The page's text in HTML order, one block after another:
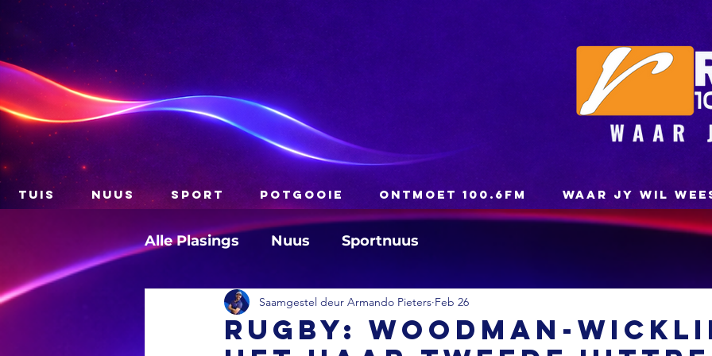
TUIS NUUS SPORT POTGOOIE ONTMOET 100.6FM WAAR JY WIL
Alle Plasings Nuus Sportnuus
RUGBY: Woodman-
Saamgestel deur Armando Pieters Feb 26